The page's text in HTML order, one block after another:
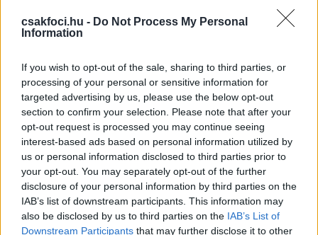
csakfoci.hu - Do Not Process My Personal
Information
If you wish to opt-out of the sale, sharing to third parties, or
processing of your personal or sensitive information for
targeted advertising by us, please use the below opt-out
section to confirm your selection. Please note that after your
opt-out request is processed you may continue seeing
interest-based ads based on personal information utilized by
us or personal information disclosed to third parties prior to
your opt-out. You may separately opt-out of the further
disclosure of your personal information by third parties on the
IAB’s list of downstream participants. This information may
also be disclosed by us to third parties on the IAB’s List of
Downstream Participants that may further disclose it to other
hogy egy világszerte ismert és feltörekvő prémium
sportszermárka úgy döntött, hogy kiemelten
Fradiban minden Macron!– mondtaKubatov
Gábor, a Ferencvárosi Torna Club elnöke.
A klubhonlap hozzáteszi, a klub új csapatruházata
teljesen egyedi lesz a Ferencváros történelme,
hagyományai és szimbólumai által inspirált grafikai
elemeknek köszönhetően, amelyek úgy lettek
megalkotva, hogy a játékosok és a szurkolók által
egyaránt érzett identitás és összetartozás érzését
kifejezzék.